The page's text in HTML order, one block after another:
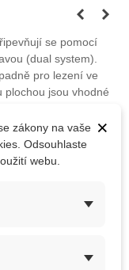
se pomocí
(dual system).
pro lezení ve
plochou jsou vhodné
×
zákony na vaše
Odsouhlaste
webu.